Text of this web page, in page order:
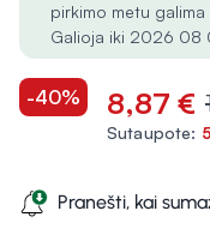
pirkimo metu
Galioja iki 2026 08
-40% 8,87 €
Sutaupote:
Pranešti, kai